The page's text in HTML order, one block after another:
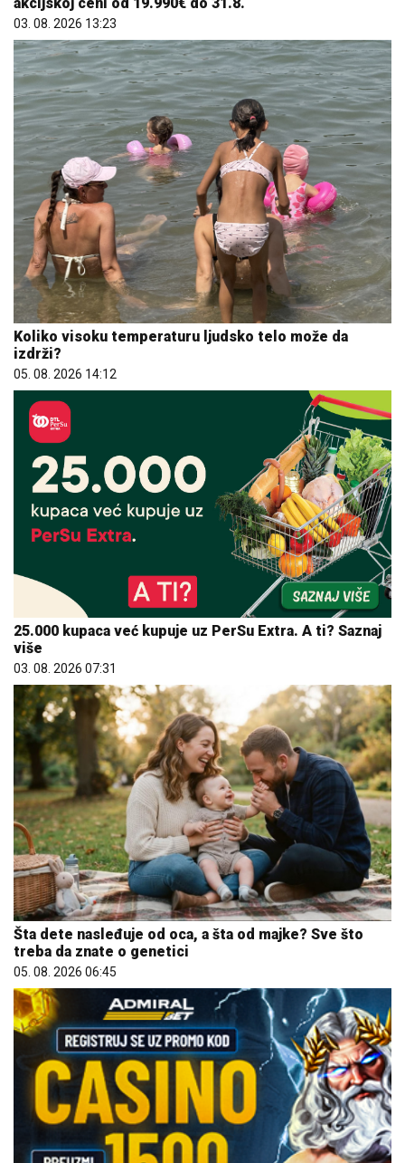
03. 08. 2026 13:23
Koliko visoku temperaturu ljudsko telo može da
izdrži?
05. 08. 2026 14:12
25.000 kupaca već kupuje uz PerSu Extra. A ti? Saznaj
više
03. 08. 2026 07:31
Šta dete nasleđuje od oca, a šta od majke? Sve što
treba da znate o genetici
05. 08. 2026 06:45